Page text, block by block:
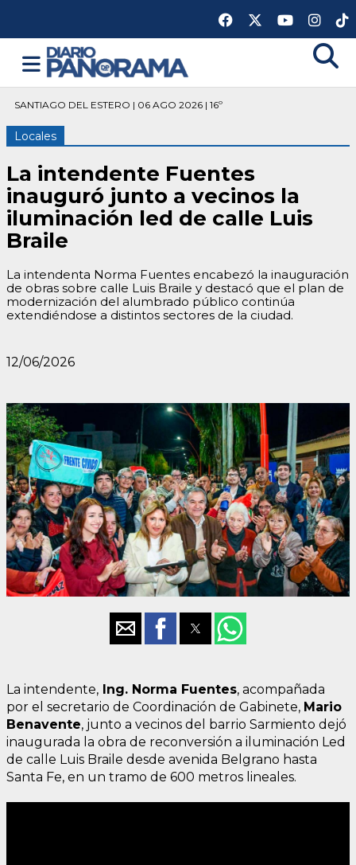
SANTIAGO DEL ESTERO | 06 AGO 2026 | 16º
Locales
La intendente Fuentes
inauguró junto a vecinos la
iluminación led de calle Luis
Braile
La intendenta Norma Fuentes encabezó la inauguración
de obras sobre calle Luis Braile y destacó que el plan de
modernización del alumbrado público continúa
extendiéndose a distintos sectores de la ciudad.
12/06/2026
La intendente, Ing. Norma Fuentes, acompañada
por el secretario de Coordinación de Gabinete, Mario
Benavente, junto a vecinos del barrio Sarmiento dejó
inaugurada la obra de reconversión a iluminación Led
de calle Luis Braile desde avenida Belgrano hasta
Santa Fe, en un tramo de 600 metros lineales.